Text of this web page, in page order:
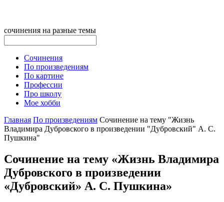
сочинения на разные темы
Сочинения
По произведениям
По картине
Профессии
Про школу
Мое хобби
Главная По произведениям Сочинение на тему "Жизнь
Владимира Дубровского в произведении "Дубровский" А. С.
Пушкина"
Сочинение на тему «Жизнь Владимира
Дубровского в произведении
«Дубровский» А. С. Пушкина»